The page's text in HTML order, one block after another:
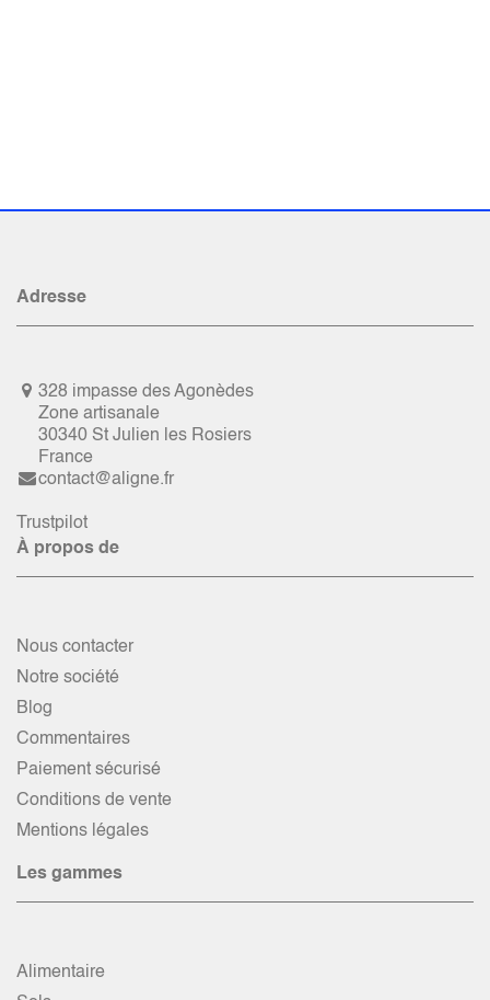
Adresse
328 impasse des Agonèdes
Zone artisanale
30340 St Julien les Rosiers
France
contact@aligne.fr
Trustpilot
À propos de
Nous contacter
Notre société
Blog
Commentaires
Paiement sécurisé
Conditions de vente
Mentions légales
Les gammes
Alimentaire